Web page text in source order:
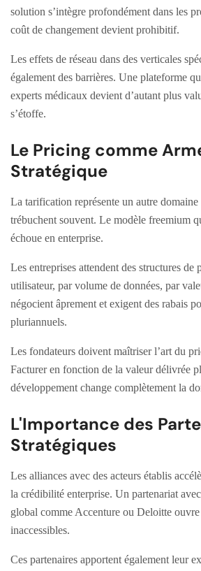
solution s’intègre profondément dans les
coût de changement devient prohibitif.
Les effets de réseau dans des verticales
également des barrières. Une plateforme
experts médicaux devient d’autant plus
s’étoffe.
Le Pricing comme
Stratégique
La tarification représente un autre domaine
trébuchent souvent. Le modèle freemium
échoue en enterprise.
Les entreprises attendent des structures de
utilisateur, par volume de données, par
négocient âprement et exigent des rabais
pluriannuels.
Les fondateurs doivent maîtriser l’art du
Facturer en fonction de la valeur délivrée
développement change complètement la
L'Importance des
Stratégiques
Les alliances avec des acteurs établis
la crédibilité enterprise. Un partenariat
global comme Accenture ou Deloitte ouvre
inaccessibles.
Ces partenaires apportent également leur